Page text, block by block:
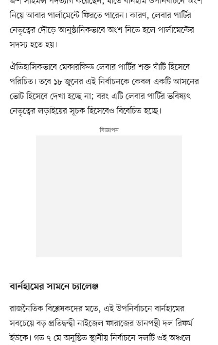
নিয়ে আবার পার্লামেন্টে ফিরতে পারেন। কারণ, লেবার পার্টির
নেতৃত্বের দৌড়ে আনুষ্ঠানিকভাবে অংশ নিতে হলে পার্লামেন্টের
সদস্য হতে হয়।
ঐতিহাসিকভাবে মেকারফিল্ড লেবার পার্টির শক্ত ঘাঁটি হিসেবে
পরিচিত। তবে ১৮ জুনের এই নির্বাচনকে কেবল একটি আসনের
ভোট হিসেবে দেখা হচ্ছে না; বরং এটি লেবার পার্টির ভবিষ্যৎ
নেতৃত্বের লড়াইয়ের সূচক হিসেবেও বিবেচিত হচ্ছে।
বার্নহামের সামনে চ্যালেঞ্জ
রাজনৈতিক বিশ্লেষকদের মতে, এই উপনির্বাচনে বার্নহামের
সবচেয়ে বড় প্রতিদ্বন্দ্বী নাইজেল ফারাজের ডানপন্থী দল রিফর্ম
ইউকে। গত ৭ মে অনুষ্ঠিত স্থানীয় নির্বাচনে দলটি ওই অঞ্চলে